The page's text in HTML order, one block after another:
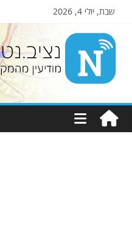
שבת, יולי 4, 2026
Nziv.net
מודיעין
מהמקורות